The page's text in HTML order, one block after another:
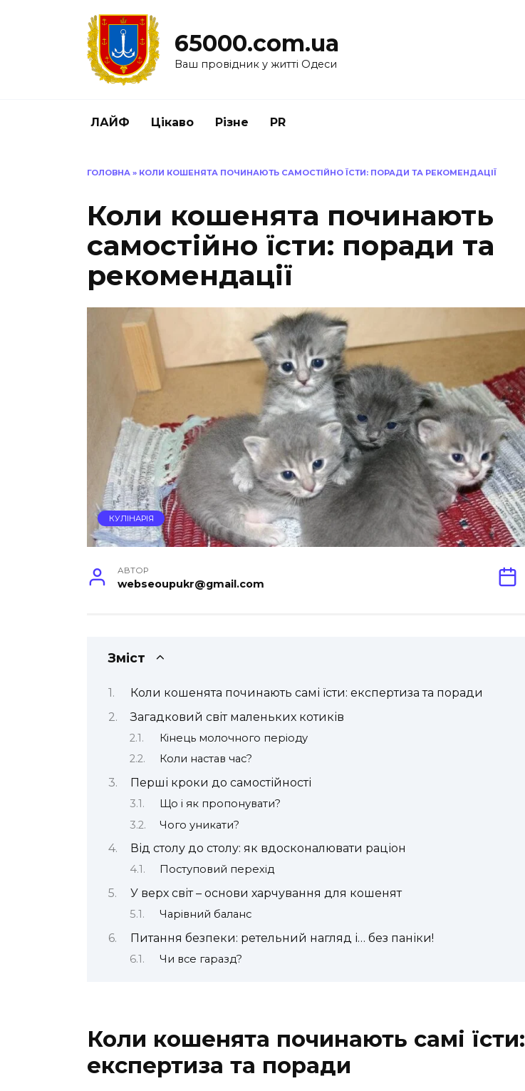
65000.com.ua
Ваш провідник у житті Одеси
ЛАЙФ Цікаво Різне PR
ГОЛОВНА » КОЛИ КОШЕНЯТА ПОЧИНАЮТЬ САМОСТІЙНО ЇСТИ: ПОРАДИ ТА РЕКОМЕНДАЦІЇ
Коли кошенята починають
самостійно їсти: поради та
рекомендації
КУЛІНАРІЯ
АВТОР
webseoupukr@gmail.com
Зміст
Коли кошенята починають самі їсти: експертиза та поради
Загадковий світ маленьких котиків
Кінець молочного періоду
Коли настав час?
Перші кроки до самостійності
Що і як пропонувати?
Чого уникати?
Від столу до столу: як вдосконалювати раціон
Поступовий перехід
У верх світ – основи харчування для кошенят
Чарівний баланс
Питання безпеки: ретельний нагляд і… без паніки!
Чи все гаразд?
Коли кошенята починають самі їсти:
експертиза та поради